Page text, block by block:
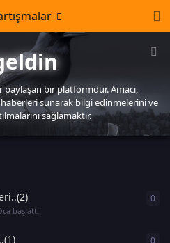
bir platformdur. Amacı,
haberleri sunarak bilgi edinmelerini ve
sağlamaktır.
başlattı
0
0